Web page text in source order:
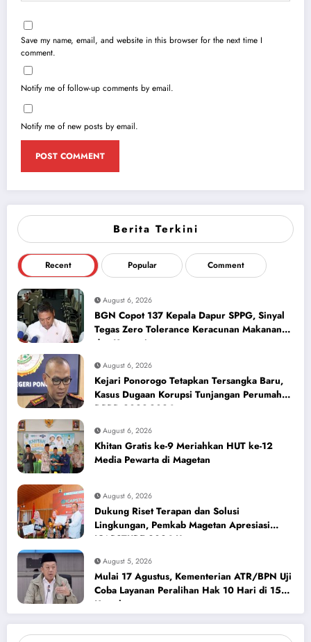
Berita Terkini
Recent Popular Comment
August 6, 2026
BGN Copot 137 Kepala Dapur SPPG, Sinyal
Tegas Zero Tolerance Keracunan Makanan
dan Korupsi
August 6, 2026
Kejari Ponorogo Tetapkan Tersangka Baru,
Kasus Dugaan Korupsi Tunjangan Perumahan
DPRD 2023-2026
August 6, 2026
Khitan Gratis ke-9 Meriahkan HUT ke-12
Media Pewarta di Magetan
August 6, 2026
Dukung Riset Terapan dan Solusi
Lingkungan, Pemkab Magetan Apresiasi
ICAPSTURE 2026 Unesa
August 5, 2026
Mulai 17 Agustus, Kementerian ATR/BPN Uji
Coba Layanan Peralihan Hak 10 Hari di 15
Kantah
Save my name, email, and website in this browser for the next time I
comment.
Notify me of follow-up comments by email.
Notify me of new posts by email.